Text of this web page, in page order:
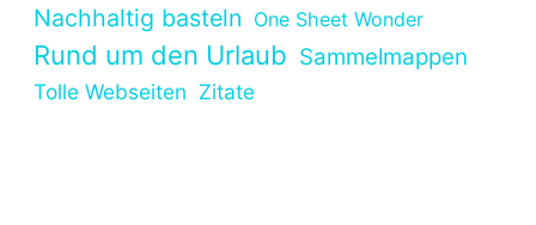
Nachhaltig basteln One Sheet Wonder
Rund um den Urlaub Sammelmappen
Tolle Webseiten Zitate